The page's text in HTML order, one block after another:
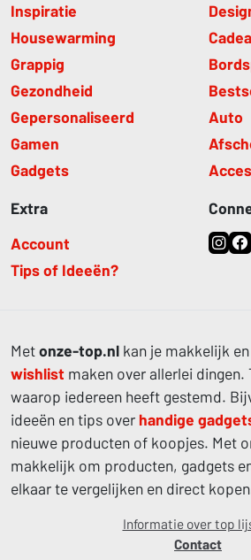
Inspiratie
Housewarming
Grappig
Gezondheid
Gepersonaliseerd
Gamen
Gadgets
Auto
Extra
Account
Tips of Ideeën?
Metonze-top.nl kan je makkelijk
wishlist maken over allerlei
waarop iedereen heeft gestemd.
ideeën en tips over handige
nieuwe producten of koopjes. Met
makkelijk om producten, gadgets
elkaar te vergelijken en direct
Informatie over top
Contact